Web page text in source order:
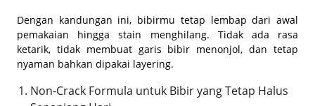
Dengan kandungan ini, bibirmu tetap lembap dari awal
pemakaian hingga stain menghilang. Tidak ada rasa
ketarik, tidak membuat garis bibir menonjol, dan tetap
nyaman bahkan dipakai layering.
Non-Crack Formula untuk Bibir yang Tetap Halus